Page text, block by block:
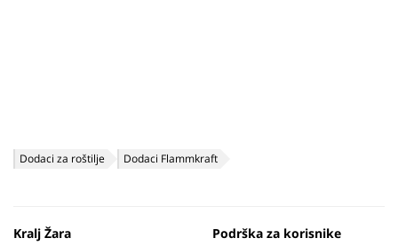
Dodaci za roštilje Dodaci Flammkraft
Kralj Žara Podrška za korisnike